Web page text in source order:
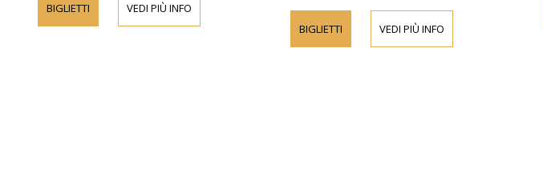
BIGLIETTI VEDI PIÙ INFO
BIGLIETTI VEDI PIÙ INFO